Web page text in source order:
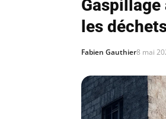
les
Fabien Gauthier8 mai